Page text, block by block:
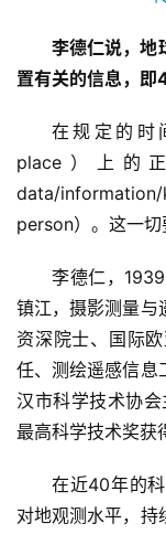
李德仁说，地
置有关的信息，即
在规定的时
place）上的
data/information/
person）。这一切
李德仁，
镇江，摄影测量与
资深院士、国际
任、测绘遥感信息
汉市科学技术协
最高科学技术奖获
在近40年的
对地观测水平，持